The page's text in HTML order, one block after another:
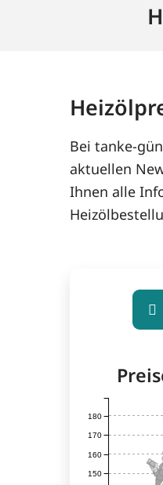
Bei tanke-
aktuellen
Ihnen alle
150
160
170
180